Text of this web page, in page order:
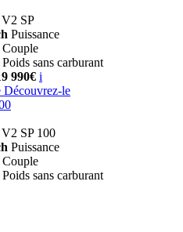
SP
Puissance
Couple
Poids sans carburant
990€ i
Découvrez-le
SP 100
Puissance
Couple
Poids sans carburant